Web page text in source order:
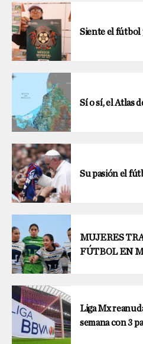
Siente el fútbol
Sí o sí, el Atlas
Su pasión el
MUJERES
FÚTBOL EN
Liga Mx
semana con 3